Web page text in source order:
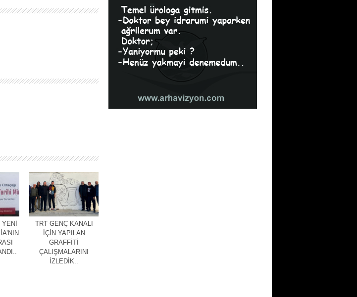
TRT GENÇ KANALI
İÇİN YAPILAN
GRAFFİTİ
ÇALIŞMALARINI
İZLEDİK..